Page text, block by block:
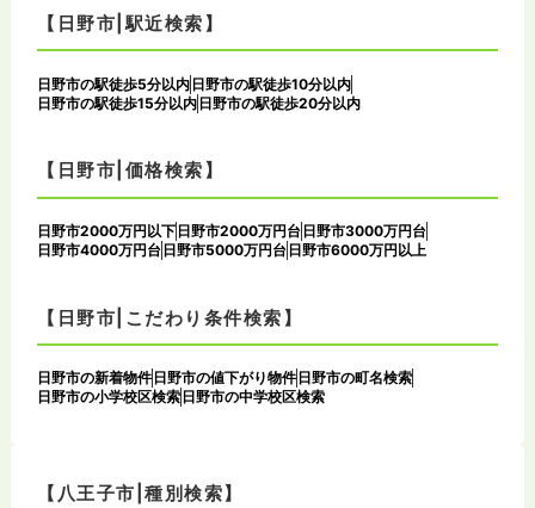
【日野市|駅近検索】
日野市の駅徒歩5分以内日野市の駅徒歩10分以内
日野市の駅徒歩15分以内日野市の駅徒歩20分以内
【日野市|価格検索】
日野市2000万円以下 日野市2000万円台 日野市3000万円台
日野市4000万円台 日野市5000万円台 日野市6000万円以上
【日野市|こだわり条件検索】
日野市の新着物件 日野市の値下がり物件 日野市の町名検索
日野市の小学校区検索 日野市の中学校区検索
【八王子市|種別検索】